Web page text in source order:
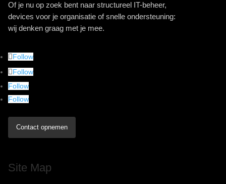
Of je nu op zoek bent naar structureel IT-beheer,
devices voor je organisatie of snelle ondersteuning:
wij denken graag met je mee.
Follow
Follow
Follow
Follow
Contact opnemen
Site Map